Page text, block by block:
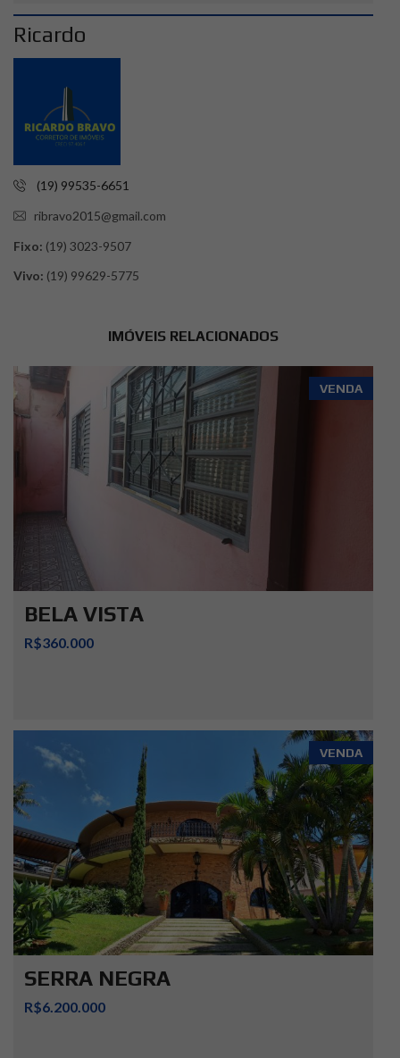
Ricardo
(19) 99535-6651
ribravo2015@gmail.com
Fixo: (19) 3023-9507
Vivo: (19) 99629-5775
IMÓVEIS RELACIONADOS
VENDA
BELA VISTA
R$360.000
VENDA
SERRA NEGRA
R$6.200.000